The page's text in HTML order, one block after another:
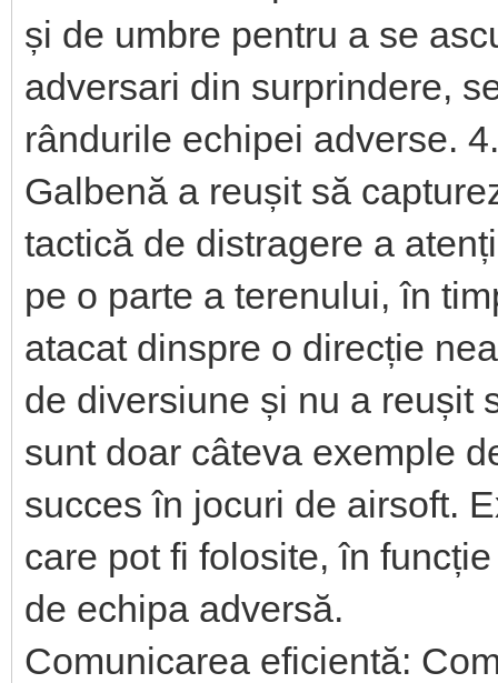
și de umbre pentru a se
adversari din surprindere,
rândurile echipei adverse.
Galbenă a reușit să
tactică de distragere a
pe o parte a terenului, în
atacat dinspre o direcție
de diversiune și nu a reușit
sunt doar câteva exemple
succes în jocuri de airsoft.
care pot fi folosite, în
de echipa adversă.
Comunicarea eficientă: